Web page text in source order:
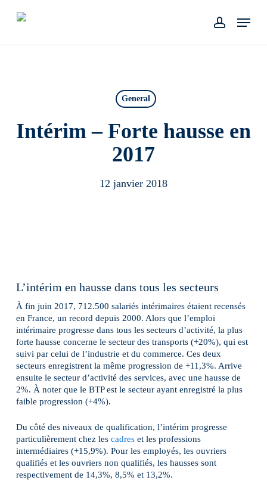
account
Menu
General
Intérim – Forte hausse en
2017
12 janvier 2018
L’intérim en hausse dans tous les secteurs
À fin juin 2017, 712.500 salariés intérimaires étaient recensés
en France, un record depuis 2000. Alors que l’emploi
intérimaire progresse dans tous les secteurs d’activité, la plus
forte hausse concerne le secteur des transports (+20%), qui est
suivi par celui de l’industrie et du commerce. Ces deux
secteurs enregistrent la même progression de +11,3%. Arrive
ensuite le secteur d’activité des services, avec une hausse de
2%. À noter que le BTP est le secteur ayant enregistré la plus
faible progression (+4%).
Du côté des niveaux de qualification, l’intérim progresse
particulièrement chez les cadreset les professions
intermédiaires (+15,9%). Pour les employés, les ouvriers
qualifiés et les ouvriers non qualifiés, les hausses sont
respectivement de 14,3%, 8,5% et 13,2%.